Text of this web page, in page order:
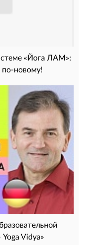
«Йога ЛАМ»:
по-новому!
Vidya»